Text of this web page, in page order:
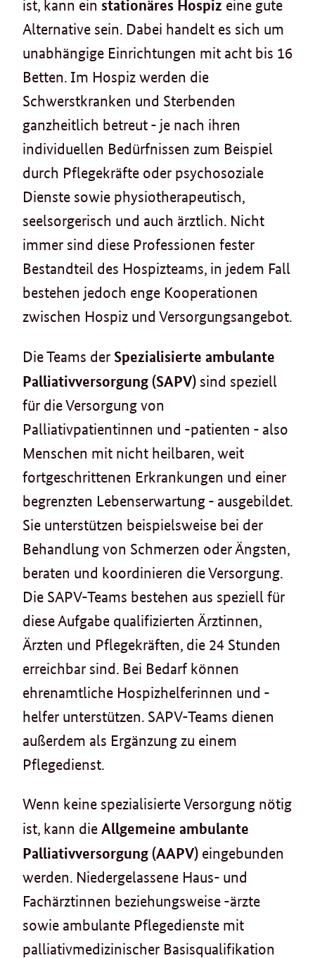
ist, kann ein stationäres Hospiz eine gute
Alternative sein. Dabei handelt es sich um
unabhängige Einrichtungen mit acht bis 16
Betten. Im Hospiz werden die
Schwerstkranken und Sterbenden
ganzheitlich betreut - je nach ihren
individuellen Bedürfnissen zum Beispiel
durch Pflegekräfte oder psychosoziale
Dienste sowie physiotherapeutisch,
seelsorgerisch und auch ärztlich. Nicht
immer sind diese Professionen fester
Bestandteil des Hospizteams, in jedem Fall
bestehen jedoch enge Kooperationen
zwischen Hospiz und Versorgungsangebot.
Die Teams der Spezialisierte ambulante
Palliativversorgung (SAPV) sind speziell
für die Versorgung von
Palliativpatientinnen und -patienten - also
Menschen mit nicht heilbaren, weit
fortgeschrittenen Erkrankungen und einer
begrenzten Lebenserwartung - ausgebildet.
Sie unterstützen beispielsweise bei der
Behandlung von Schmerzen oder Ängsten,
beraten und koordinieren die Versorgung.
Die SAPV-Teams bestehen aus speziell für
diese Aufgabe qualifizierten Ärztinnen,
Ärzten und Pflegekräften, die 24 Stunden
erreichbar sind. Bei Bedarf können
ehrenamtliche Hospizhelferinnen und -
helfer unterstützen. SAPV-Teams dienen
außerdem als Ergänzung zu einem
Pflegedienst.
Wenn keine spezialisierte Versorgung nötig
ist, kann die Allgemeine ambulante
Palliativversorgung (AAPV) eingebunden
werden. Niedergelassene Haus- und
Fachärztinnen beziehungsweise -ärzte
sowie ambulante Pflegedienste mit
palliativmedizinischer Basisqualifikation